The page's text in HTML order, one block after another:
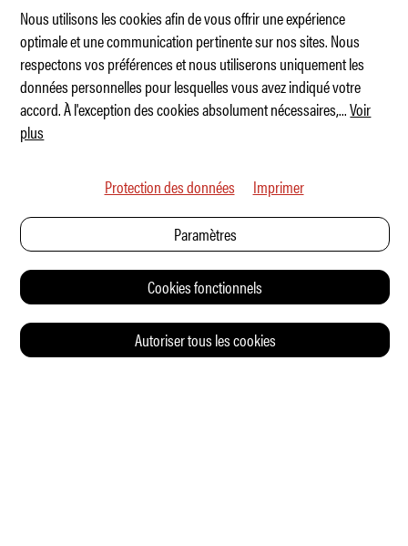
La collection Sam et Emily Mann
Nous utilisons les cookies afin de vous offrir une expérience
optimale et une communication pertinente sur nos sites. Nous
respectons vos préférences et nous utiliserons uniquement les
données personnelles pour lesquelles vous avez indiqué votre
accord. À l'exception des cookies absolument nécessaires,...Voir
plus
Protection des données Imprimer
Paramètres
Cookies fonctionnels
Autoriser tous les cookies